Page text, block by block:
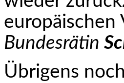
europäischen
Bundesrätin
Übrigens